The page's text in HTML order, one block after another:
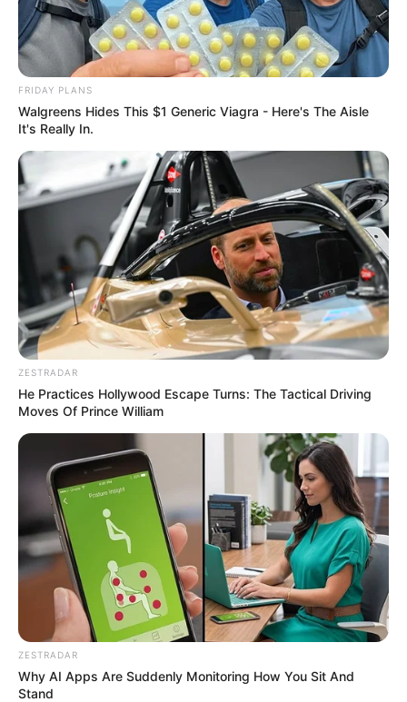
FRIDAY PLANS
Walgreens Hides This $1 Generic Viagra - Here's The Aisle
It's Really In.
ZESTRADAR
He Practices Hollywood Escape Turns: The Tactical Driving
Moves Of Prince William
ZESTRADAR
Why AI Apps Are Suddenly Monitoring How You Sit And
Stand